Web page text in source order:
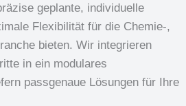
geplante, individuelle
Flexibilität für die Chemie-,
bieten. Wir integrieren
in ein modulares
passgenaue Lösungen für Ihre